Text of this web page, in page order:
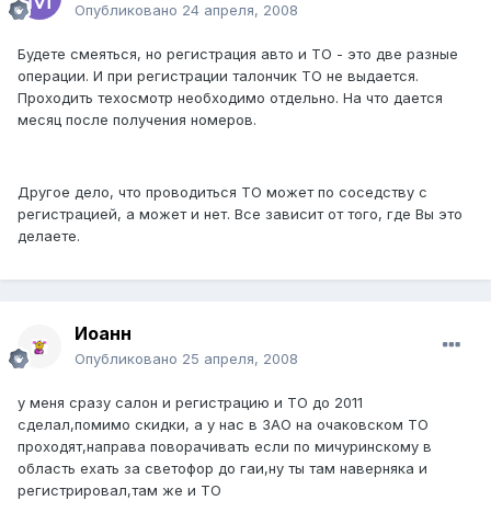
Опубликовано 24 апреля, 2008
Будете смеяться, но регистрация авто и ТО - это две разные
операции. И при регистрации талончик ТО не выдается.
Проходить техосмотр необходимо отдельно. На что дается
месяц после получения номеров.
Другое дело, что проводиться ТО может по соседству с
регистрацией, а может и нет. Все зависит от того, где Вы это
делаете.
Иоанн
Опубликовано 25 апреля, 2008
у меня сразу салон и регистрацию и ТО до 2011
сделал,помимо скидки, а у нас в ЗАО на очаковском ТО
проходят,направа поворачивать если по мичуринскому в
область ехать за светофор до гаи,ну ты там наверняка и
регистрировал,там же и ТО